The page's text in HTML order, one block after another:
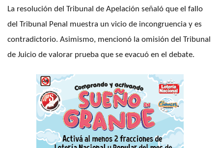
La resolución del Tribunal de Apelación señaló que el fallo
del Tribunal Penal muestra un vicio de incongruencia y es
contradictorio. Asimismo, mencionó la omisión del Tribunal
de Juicio de valorar prueba que se evacuó en el debate.